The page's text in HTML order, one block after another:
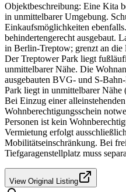
Objektbeschreibung: Eine Kita
in unmittelbarer Umgebung.
Einkaufsmöglichkeiten
behindertengerecht ausgebaut.
in Berlin-Treptow; grenzt an
Der Treptower Park liegt
unmittelbarer Nähe. Die
ausgebauten BVG- und S-
Park liegt in unmittelbarer Nähe
Bei Einzug einer
Wohnberechtigungsschein
Personen ist kein
Vermietung erfolgt
Mobilitätseinschränkung. Bei
Tiefgaragenstellplatz muss
View Original Listing